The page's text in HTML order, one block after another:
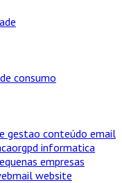
consumo
gestao conteúdo email
informatica
empresas
website